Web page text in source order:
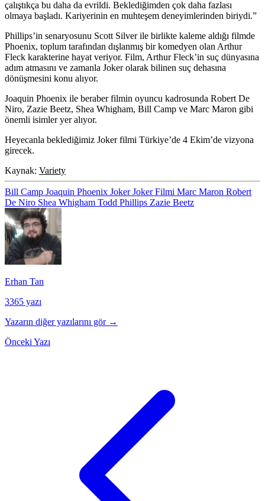
çalıştıkça bu daha da evrildi. Beklediğimden çok daha fazlası
olmaya başladı. Kariyerinin en muhteşem deneyimlerinden biriydi.”
Phillips’in senaryosunu Scott Silver ile birlikte kaleme aldığı filmde
Phoenix, toplum tarafından dışlanmış bir komedyen olan Arthur
Fleck karakterine hayat veriyor. Film, Arthur Fleck’in suç dünyasına
adım atmasını ve zamanla Joker olarak bilinen suç dehasına
dönüşmesini konu alıyor.
Joaquin Phoenix ile beraber filmin oyuncu kadrosunda Robert De
Niro, Zazie Beetz, Shea Whigham, Bill Camp ve Marc Maron gibi
önemli isimler yer alıyor.
Heyecanla beklediğimiz Joker filmi Türkiye’de 4 Ekim’de vizyona
girecek.
Kaynak: Variety
Bill Camp Joaquin Phoenix JokerJoker Filmi Marc Maron Robert
De Niro Shea Whigham Todd Phillips Zazie Beetz
Erhan Tan
3365 yazı
Yazarın diğer yazılarını gör →
Önceki Yazı